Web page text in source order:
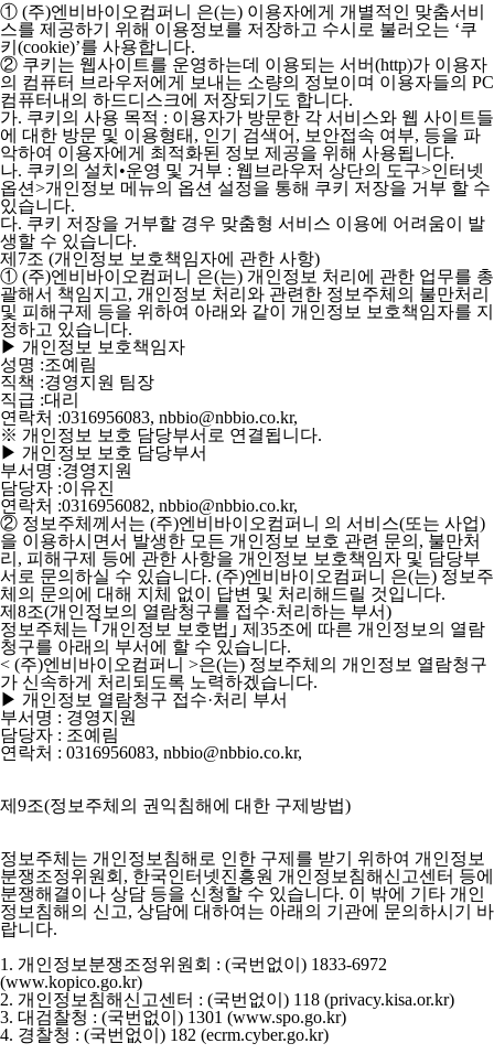
① (주)엔비바이오컴퍼니 은(는) 이용자에게 개별적인 맞춤서비
스를 제공하기 위해 이용정보를 저장하고 수시로 불러오는 ‘쿠
키(cookie)’를 사용합니다.
② 쿠키는 웹사이트를 운영하는데 이용되는 서버(http)가 이용자
의 컴퓨터 브라우저에게 보내는 소량의 정보이며 이용자들의 PC
컴퓨터내의 하드디스크에 저장되기도 합니다.
가. 쿠키의 사용 목적 : 이용자가 방문한 각 서비스와 웹 사이트들
에 대한 방문 및 이용형태, 인기 검색어, 보안접속 여부, 등을 파
악하여 이용자에게 최적화된 정보 제공을 위해 사용됩니다.
나. 쿠키의 설치•운영 및 거부 : 웹브라우저 상단의 도구>인터넷
옵션>개인정보 메뉴의 옵션 설정을 통해 쿠키 저장을 거부 할 수
있습니다.
다. 쿠키 저장을 거부할 경우 맞춤형 서비스 이용에 어려움이 발
생할 수 있습니다.
제7조 (개인정보 보호책임자에 관한 사항)
① (주)엔비바이오컴퍼니 은(는) 개인정보 처리에 관한 업무를 총
괄해서 책임지고, 개인정보 처리와 관련한 정보주체의 불만처리
및 피해구제 등을 위하여 아래와 같이 개인정보 보호책임자를 지
정하고 있습니다.
▶ 개인정보 보호책임자
성명 :조예림
직책 :경영지원 팀장
직급 :대리
연락처 :0316956083, nbbio@nbbio.co.kr,
※ 개인정보 보호 담당부서로 연결됩니다.
▶ 개인정보 보호 담당부서
부서명 :경영지원
담당자 :이유진
연락처 :0316956082, nbbio@nbbio.co.kr,
② 정보주체께서는 (주)엔비바이오컴퍼니 의 서비스(또는 사업)
을 이용하시면서 발생한 모든 개인정보 보호 관련 문의, 불만처
리, 피해구제 등에 관한 사항을 개인정보 보호책임자 및 담당부
서로 문의하실 수 있습니다. (주)엔비바이오컴퍼니 은(는) 정보주
체의 문의에 대해 지체 없이 답변 및 처리해드릴 것입니다.
제8조(개인정보의 열람청구를 접수·처리하는 부서)
정보주체는 ｢개인정보 보호법｣ 제35조에 따른 개인정보의 열람
청구를 아래의 부서에 할 수 있습니다.
< (주)엔비바이오컴퍼니 >은(는) 정보주체의 개인정보 열람청구
가 신속하게 처리되도록 노력하겠습니다.
▶ 개인정보 열람청구 접수·처리 부서
부서명 : 경영지원
담당자 : 조예림
연락처 : 0316956083, nbbio@nbbio.co.kr,
제9조(정보주체의 권익침해에 대한 구제방법)
정보주체는 개인정보침해로 인한 구제를 받기 위하여 개인정보
분쟁조정위원회, 한국인터넷진흥원 개인정보침해신고센터 등에
분쟁해결이나 상담 등을 신청할 수 있습니다. 이 밖에 기타 개인
정보침해의 신고, 상담에 대하여는 아래의 기관에 문의하시기 바
랍니다.
1. 개인정보분쟁조정위원회 : (국번없이) 1833-6972
(www.kopico.go.kr)
2. 개인정보침해신고센터 : (국번없이) 118 (privacy.kisa.or.kr)
3. 대검찰청 : (국번없이) 1301 (www.spo.go.kr)
4. 경찰청 : (국번없이) 182 (ecrm.cyber.go.kr)